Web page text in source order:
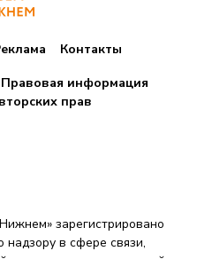
Контакты
Правовая информация
прав
зарегистрировано
в сфере связи,